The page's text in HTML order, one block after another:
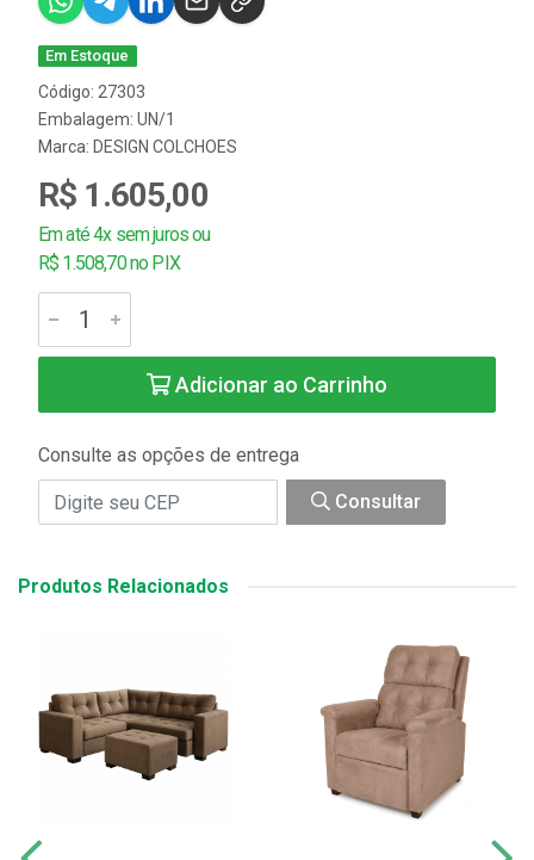
Em Estoque
Código: 27303
Embalagem: UN/1
Marca: DESIGN COLCHOES
R$ 1.605,00
Em até 4x sem juros ou
R$ 1.508,70 no PIX
Adicionar ao Carrinho
Consulte as opções de entrega
Consultar
Produtos Relacionados